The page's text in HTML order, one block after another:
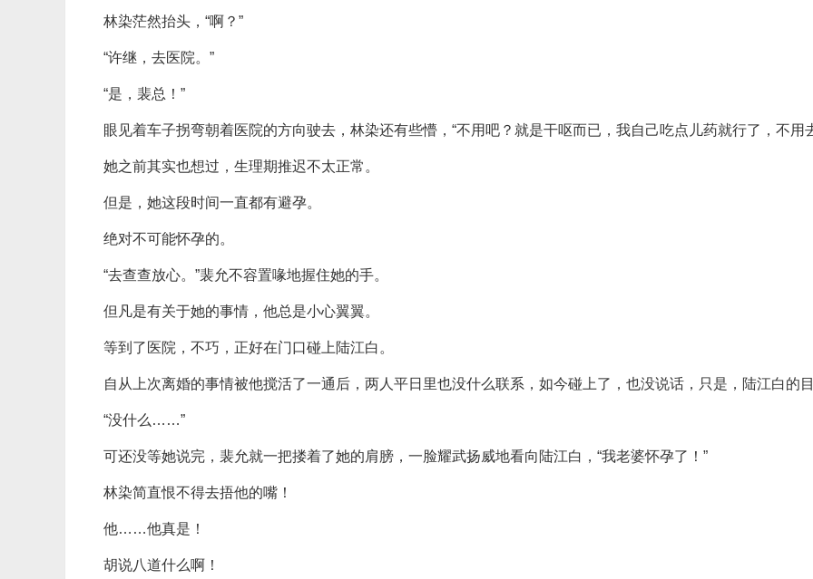
林染茫然抬头，“啊？”
“许继，去医院。”
“是，裴总！”
眼见着车子拐弯朝着医院的方向驶去，林染还有些懵，“不用吧？就是干呕而已，我自己吃点儿药就行了，不
她之前其实也想过，生理期推迟不太正常。
但是，她这段时间一直都有避孕。
绝对不可能怀孕的。
“去查查放心。”裴允不容置喙地握住她的手。
但凡是有关于她的事情，他总是小心翼翼。
等到了医院，不巧，正好在门口碰上陆江白。
自从上次离婚的事情被他搅活了一通后，两人平日里也没什么联系，如今碰上了，也没说话，只是，陆江白的
“没什么……”
可还没等她说完，裴允就一把搂着了她的肩膀，一脸耀武扬威地看向陆江白，“我老婆怀孕了！”
林染简直恨不得去捂他的嘴！
他……他真是！
胡说八道什么啊！